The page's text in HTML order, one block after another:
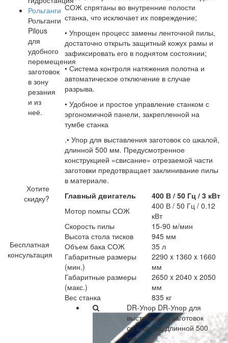
Рольганги
Рольганги
Pilous
для
удобного
перемещения
заготовок
в зону
резания
и из
неё.
Хотите
скидку?
Бесплатная
консультация
СОЖ спрятаны во внутренние полости
станка, что исключает их повреждение;
• Упрощен процесс замены ленточной пилы,
достаточно открыть защитный кожух рамы и
зафиксировать его в поднятом состоянии;
• Система контроля натяжения полотна и
автоматическое отключение в случае
разрыва.
• Удобное и простое управление станком с
эргономичной панели, закрепленной на
тумбе станка
.• Упор для выставления заготовок со шкалой,
длинной 500 мм. Предусмотренное
конструкцией «свисание» отрезаемой части
заготовки предотвращает заклинивание пилы
в материале.
Главный двигатель
400 В / 50 Гц / 3 кВт
Мотор помпы СОЖ
400 В / 50 Гц / 0.12
кВт
Скорость пилы
15-90 м/мин
Высота стола тисков
945 мм
Объем бака СОЖ
35 л
Габаритные размеры
(мин.)
2290 x 1360 x 1660
мм
Габаритные размеры
(макс.)
2650 x 2040 x 2050
мм
Вес станка
835 кг
DR-Упор DR-Упор для
выставления заготовок
со шкалой, длинной 500
мм.